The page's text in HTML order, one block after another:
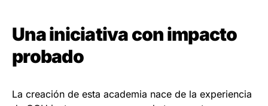
Una iniciativa con impacto
probado
La creación de esta academia nace de la experiencia